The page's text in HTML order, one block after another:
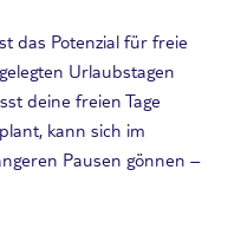
das Potenzial für freie
Urlaubstagen
deine freien Tage
kann sich im
Pausen gönnen –